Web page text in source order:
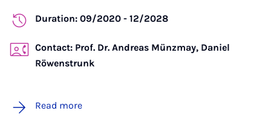
Duration: 09/2020 - 12/2028
Contact: Prof. Dr. Andreas Münzmay, Daniel
Röwenstrunk
Read more